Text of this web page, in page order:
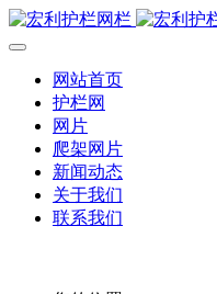
网站首页
护栏网
网片
爬架网片
新闻动态
关于我们
联系我们